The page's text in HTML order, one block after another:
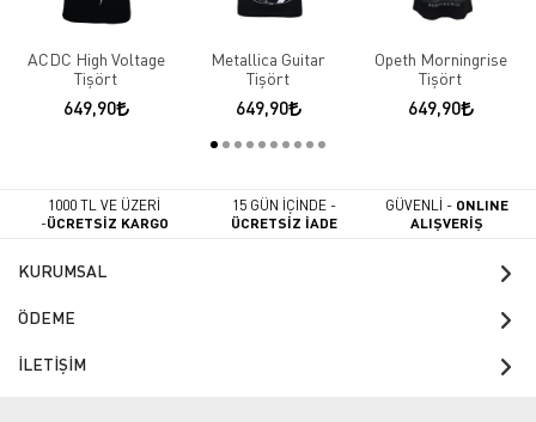
ACDC High Voltage
Tişört
649,90
Metallica Guitar
Tişört
649,90
Opeth Morningrise
Tişört
649,90
1000 TL VE ÜZERİ
-ÜCRETSİZ KARGO
15 GÜN İÇİNDE -
ÜCRETSİZ İADE
GÜVENLİ - ONLINE
ALIŞVERİŞ
KURUMSAL
ÖDEME
İLETİŞİM